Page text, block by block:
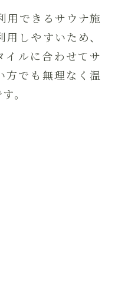
用できるサウナ施
しやすいため、
イルに合わせてサ
方でも無理なく温
。